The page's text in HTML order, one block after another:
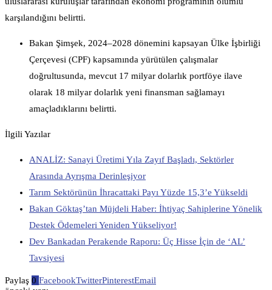
karşılandığını belirtti.
Bakan Şimşek, 2024–2028 dönemini kapsayan Ülke İşbirliği
Çerçevesi (CPF) kapsamında yürütülen çalışmalar
doğrultusunda, mevcut 17 milyar dolarlık portföye ilave
olarak 18 milyar dolarlık yeni finansman sağlamayı
amaçladıklarını belirtti.
İlgili Yazılar
ANALİZ: Sanayi Üretimi Yıla Zayıf Başladı, Sektörler
Arasında Ayrışma Derinleşiyor
Tarım Sektörünün İhracattaki Payı Yüzde 15,3’e Yükseldi
Bakan Göktaş’tan Müjdeli Haber: İhtiyaç Sahiplerine Yönelik
Destek Ödemeleri Yeniden Yükseliyor!
Dev Bankadan Perakende Raporu: Üç Hisse İçin de ‘AL’
Tavsiyesi
Paylaş 0 FacebookTwitterPinterestEmail